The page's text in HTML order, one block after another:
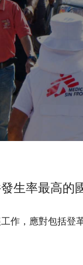
生率最高的
，應對包括登